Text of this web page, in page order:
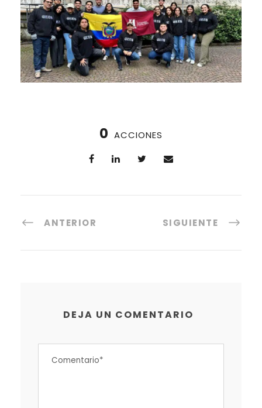
0 ACCIONES
ANTERIOR SIGUIENTE
DEJA UN COMENTARIO